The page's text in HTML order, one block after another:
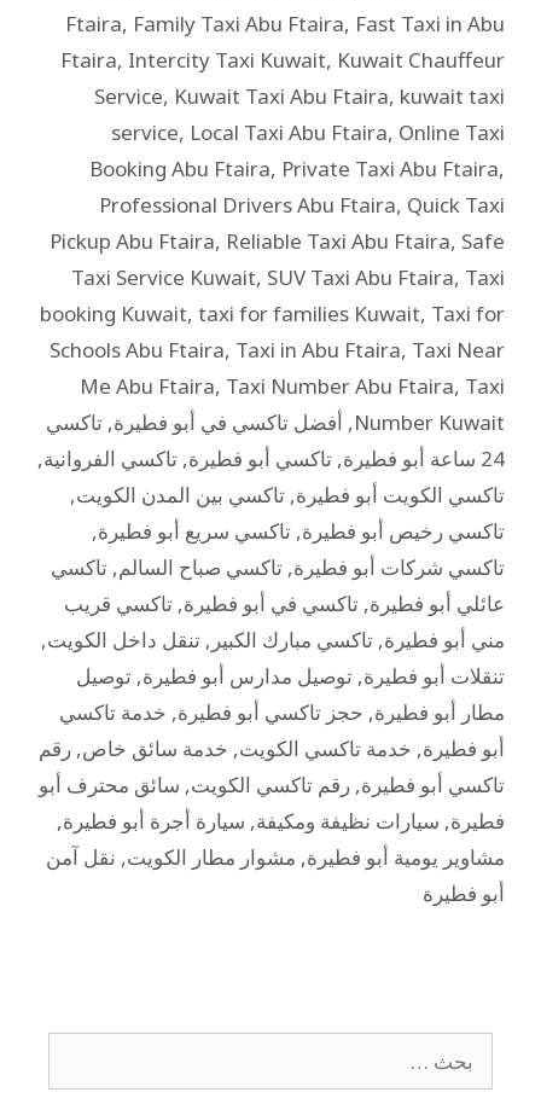
Ftaira, Family Taxi Abu Ftaira, Fast Taxi in Abu
Ftaira, Intercity Taxi Kuwait, Kuwait Chauffeur
Service, Kuwait Taxi Abu Ftaira, kuwait taxi
service, Local Taxi Abu Ftaira, Online Taxi
Booking Abu Ftaira, Private Taxi Abu Ftaira,
Professional Drivers Abu Ftaira, Quick Taxi
Pickup Abu Ftaira, Reliable Taxi Abu Ftaira, Safe
Taxi Service Kuwait, SUV Taxi Abu Ftaira, Taxi
booking Kuwait, taxi for families Kuwait, Taxi for
Schools Abu Ftaira, Taxi in Abu Ftaira, Taxi Near
Me Abu Ftaira, Taxi Number Abu Ftaira, Taxi
Number Kuwait
, أفضل تاكسي في أبو فطيرة, تاكسي
24 ساعة أبو فطيرة
, تاكسي أبو فطيرة, تاكسي الفروانية,
تاكسي الكويت أبو فطيرة, تاكسي بين المدن الكويت,
تاكسي رخيص أبو فطيرة, تاكسي سريع أبو فطيرة,
تاكسي شركات أبو فطيرة, تاكسي صباح السالم, تاكسي
عائلي أبو فطيرة, تاكسي في أبو فطيرة, تاكسي قريب
مني أبو فطيرة, تاكسي مبارك الكبير , تنقل داخل الكويت,
تنقلات أبو فطيرة, توصيل مدارس أبو فطيرة, توصيل
مطار أبو فطيرة, حجز تاكسي أبو فطيرة, خدمة تاكسي
أبو فطيرة, خدمة تاكسي الكويت, خدمة سائق خاص, رقم
تاكسي أبو فطيرة, رقم تاكسي الكويت, سائق محترف أبو
فطيرة, سيارات نظيفة ومكيفة, سيارة أجرة أبو فطيرة,
مشاوير يومية أبو فطيرة, مشوار مطار الكويت, نقل آمن
أبو فطيرة